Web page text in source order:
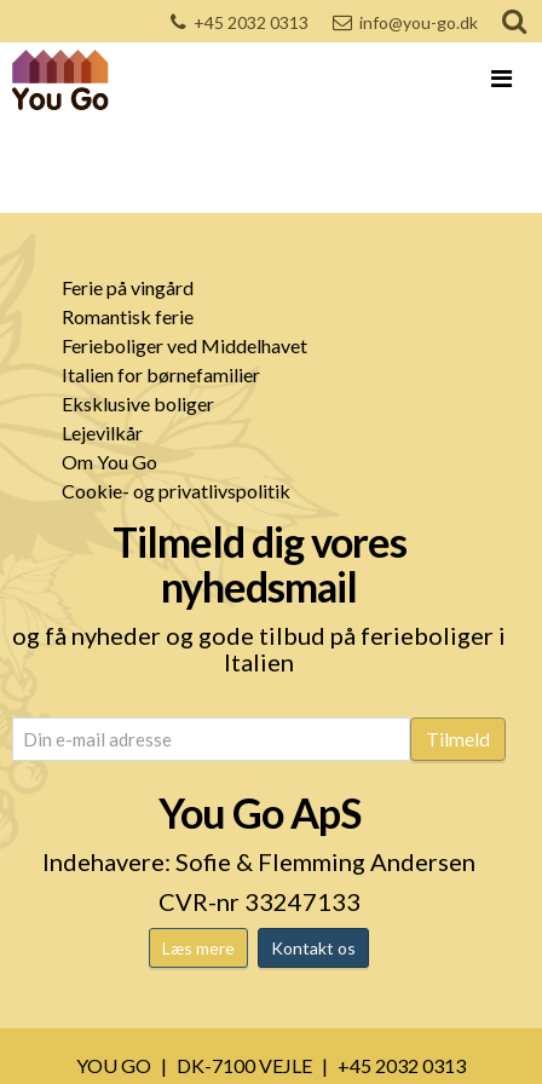
+45 2032 0313 info@you-go.dk
Ferie på vingård
Romantisk ferie
Ferieboliger ved Middelhavet
Italien for børnefamilier
Eksklusive boliger
Lejevilkår
Om You Go
Cookie- og privatlivspolitik
Tilmeld dig vores
nyhedsmail
og få nyheder og gode tilbud på ferieboliger i
Italien
email (Påkrævet) Tilmeld
You Go ApS
Indehavere: Sofie & Flemming Andersen
CVR-nr 33247133
Læs mere Kontakt os
YOU GO DK-7100 VEJLE
+45 2032 0313